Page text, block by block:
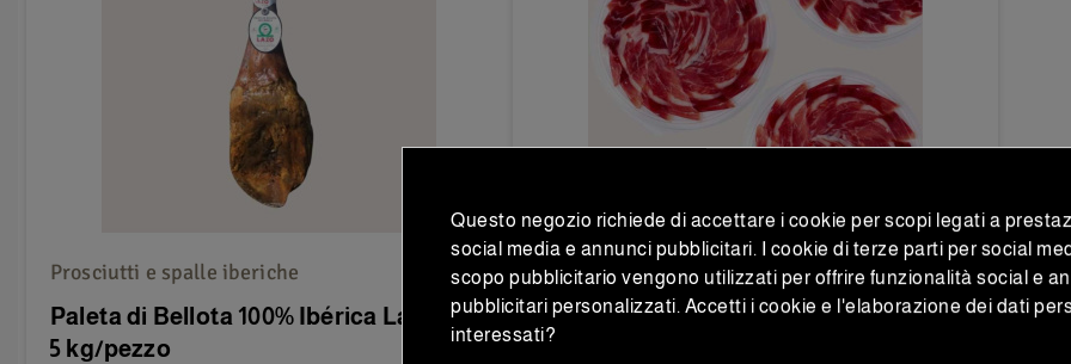
Prosciutti e spalle iberiche
Paleta di Bellota 100% Ibérica Lazo 4,5-
5 kg/pezzo
Prosciutti e spalle iberiche
Affettato a mano di Spalla di Bellota
100% Iberica Lazo - 20...
Questo negozio richiede di accettare i cookie per scopi legati a
social media e annunci pubblicitari. I cookie di terze parti per social
scopo pubblicitario vengono utilizzati per offrire funzionalità social e
pubblicitari personalizzati. Accetti i cookie e l'elaborazione dei dati
interessati?